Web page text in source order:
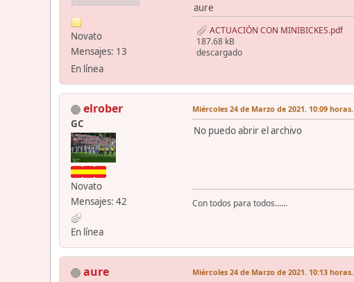
Novato
Mensajes: 13
En línea
aure
ACTUACIÓN CON MINIBICKES.pdf
187.68 kB
descargado
elrober
GC
Novato
Mensajes: 42
En línea
Miércoles 24 de Marzo de 2021. 10:09 horas.
No puedo abrir el archivo
Con todos para todos......
aure Miércoles 24 de Marzo de 2021. 10:13 horas.